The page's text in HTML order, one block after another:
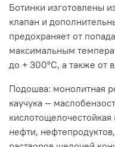
Ботинки изготовлены
клапан и
предохраняет от
максимальным
до + 300°С, а также от
Подошва: монолитная
каучука —
нефти,